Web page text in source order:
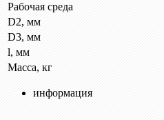
Рабочая среда
D2, мм
D3, мм
l, мм
Масса, кг
информация